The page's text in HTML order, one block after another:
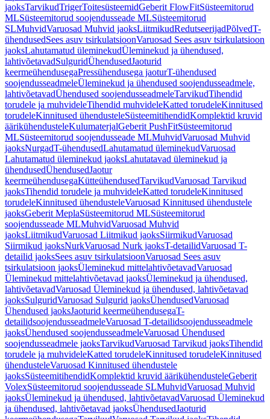
jaoksTarvikudTrigerToitesüsteemidGeberit FlowFitSüsteemitorud
MLSüsteemitorud soojendusseade MLSüsteemitorud
SLMuhvidVaruosad Muhvid jaoksLiitmikudRedutseerijadPõlvedT-
ühendusedSees asuv tsirkulatsioonVaruosad Sees asuv tsirkulatsioon
jaoksLahutamatud üleminekudÜleminekud ja ühendused,
lahtivõetavadSulguridÜhendusedJaoturid
keermeühendusegaPressühendusega jaoturT-ühendused
soojendusseadmeleÜleminekud ja ühendused soojendusseadmele,
lahtivõetavadÜhendused soojendusseadmeleTarvikudTihendid
torudele ja muhvideleTihendid muhvideleKatted torudeleKinnitused
torudeleKinnitused ühendusteleSüsteemitihendidKomplektid kruvid
äärikühendusteleKulumaterjalGeberit PushFitSüsteemitorud
MLSüsteemitorud soojendusseade MLMuhvidVaruosad Muhvid
jaoksNurgadT-ühendusedLahutamatud üleminekudVaruosad
Lahutamatud üleminekud jaoksLahutatavad üleminekud ja
ühendusedÜhendusedJaotur
keermeühendusegaKütteühendusedTarvikudVaruosad Tarvikud
jaoksTihendid torudele ja muhvideleKatted torudeleKinnitused
torudeleKinnitused ühendusteleVaruosad Kinnitused ühendustele
jaoksGeberit MeplaSüsteemitorud MLSüsteemitorud
soojendusseade MLMuhvidVaruosad Muhvid
jaoksLiitmikudVaruosad Liitmikud jaoksSiirmikudVaruosad
Siirmikud jaoksNurkVaruosad Nurk jaoksT-detailidVaruosad T-
detailid jaoksSees asuv tsirkulatsioonVaruosad Sees asuv
tsirkulatsioon jaoksÜleminekud mittelahtivõetavadVaruosad
Üleminekud mittelahtivõetavad jaoksÜleminekud ja ühendused,
lahtivõetavadVaruosad Üleminekud ja ühendused, lahtivõetavad
jaoksSulguridVaruosad Sulgurid jaoksÜhendusedVaruosad
Ühendused jaoksJaoturid keermeühendusegaT-
detailidsoojendusseadmeleVaruosad T-detailidsoojendusseadmele
jaoksÜhendused soojendusseadmeleVaruosad Ühendused
soojendusseadmele jaoksTarvikudVaruosad Tarvikud jaoksTihendid
torudele ja muhvideleKatted torudeleKinnitused torudeleKinnitused
ühendusteleVaruosad Kinnitused ühendustele
jaoksSüsteemitihendidKomplektid kruvid äärikühendusteleGeberit
VolexSüsteemitorud soojendusseade SLMuhvidVaruosad Muhvid
jaoksÜleminekud ja ühendused, lahtivõetavadVaruosad Üleminekud
ja ühendused, lahtivõetavad jaoksÜhendusedJaoturid